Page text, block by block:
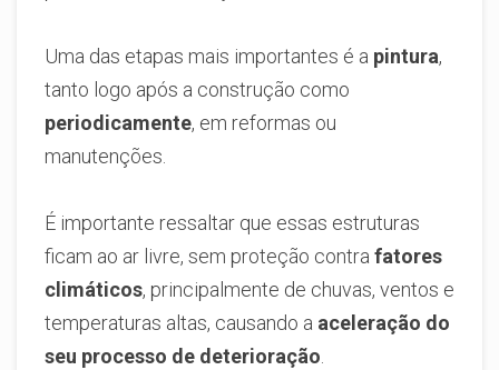
Uma das etapas mais importantes é a pintura,
tanto logo após a construção como
periodicamente, em reformas ou
manutenções.
É importante ressaltar que essas estruturas
ficam ao ar livre, sem proteção contra fatores
climáticos, principalmente de chuvas, ventos e
temperaturas altas, causando a aceleração do
seu processo de deterioração.